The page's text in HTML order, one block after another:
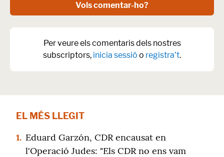
Vols comentar-ho?
Per veure els comentaris dels nostres
subscriptors, inicia sessió o registra't.
EL MÉS LLEGIT
1. Eduard Garzón, CDR encausat en
l'Operació Judes: "Els CDR no ens vam